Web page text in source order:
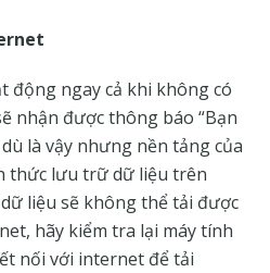
động ngay cả khi không có
nhận được thông báo “Bạn
là vậy nhưng nền tảng của
thức lưu trữ dữ liệu trên
liệu sẽ không thể tải được
hãy kiểm tra lại máy tính
nối với internet để tải